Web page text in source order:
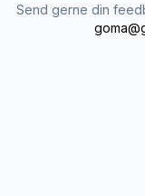
Send gerne din